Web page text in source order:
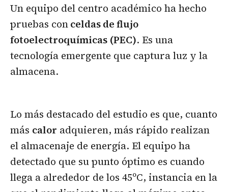
Un equipo del centro académico ha hecho
pruebas conceldas de flujo
fotoelectroquímicas (PEC). Es una
tecnología emergente que captura luz y la
almacena.
Lo más destacado del estudio es que, cuanto
más calor adquieren, más rápido realizan
el almacenaje de energía. El equipo ha
detectado que su punto óptimo es cuando
llega a alrededor de los 45ºC, instancia en la